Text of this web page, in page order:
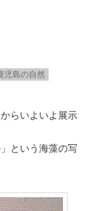
児島の自然
らいよいよ展示
という海藻の写